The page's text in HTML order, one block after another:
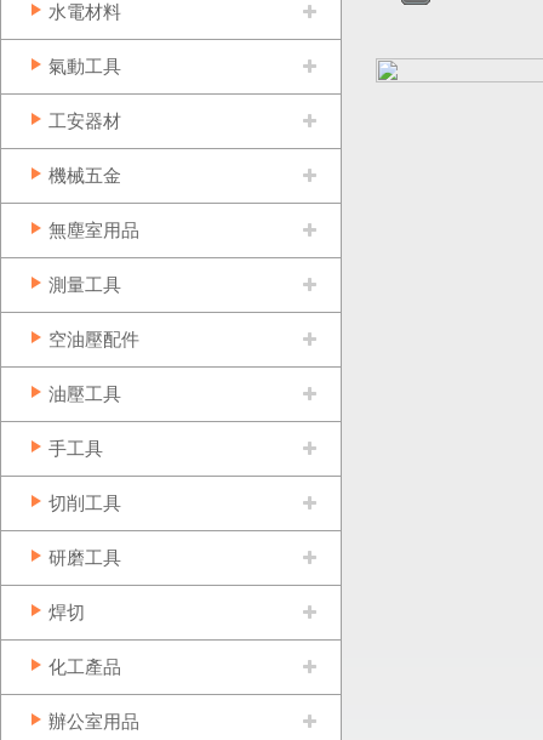
水電材料
氣動工具
工安器材
機械五金
無塵室用品
測量工具
空油壓配件
油壓工具
手工具
切削工具
研磨工具
焊切
化工產品
辦公室用品